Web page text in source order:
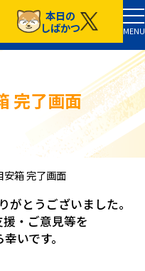
本日の
しばかつ
MENU
完了画面
安箱 完了画面
がとうございました。
・ご意見等を
いです。